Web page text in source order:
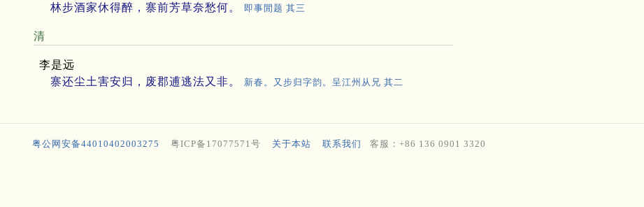
林步酒家休得醉，寨前芳草奈愁何。
即事閒题 其三
清
李是远
寨还尘土害安归，废郡逋逃法又非。
新春。又步归字韵。呈江州从兄 其二
粤公网安备44010402003275 粤ICP备17077571号 关于本站 联系我们 客服：+86 136 0901 3320